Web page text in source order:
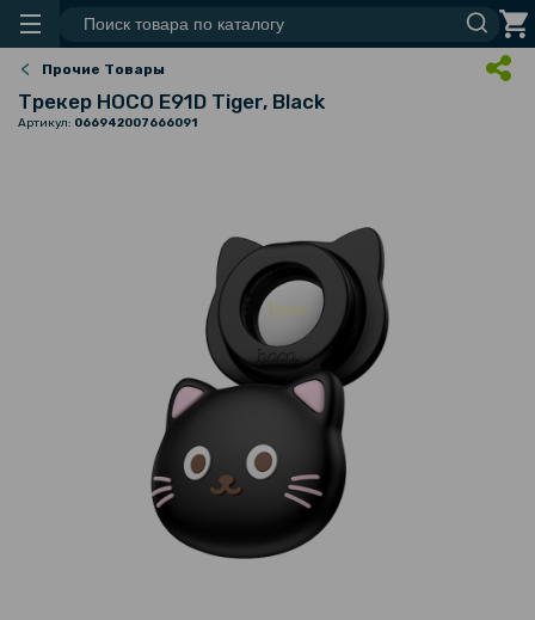
Прочие Товары
Трекер HOCO E91D Tiger, Black
Артикул: 066942007666091